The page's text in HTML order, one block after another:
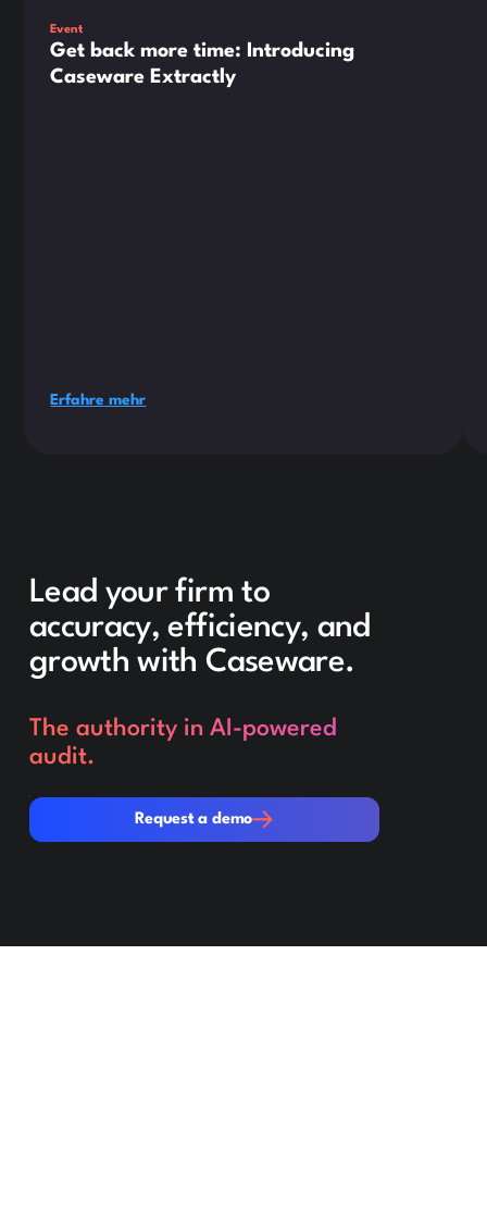
Event
Get back more time: Introducing
Caseware Extractly
Erfahre mehr
Lead your firm to
accuracy, efficiency, and
growth with Caseware.
The authority in AI-powered
audit.
Request a demo
Request a demo